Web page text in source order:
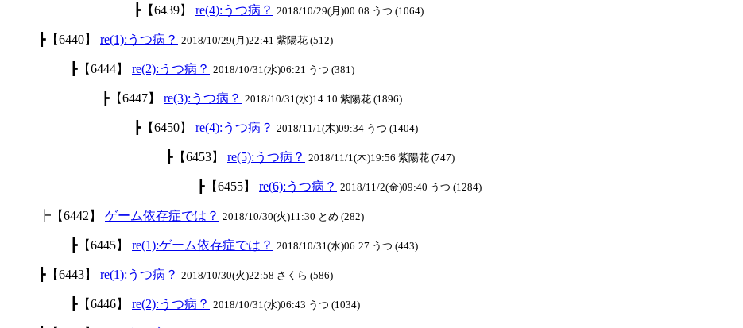
┣ 【6439】 re(4):うつ病？ 2018/10/29(月)00:08 うつ (1064)
┣ 【6440】 re(1):うつ病？ 2018/10/29(月)22:41 紫陽花 (512)
┣ 【6444】 re(2):うつ病？ 2018/10/31(水)06:21 うつ (381)
┣ 【6447】 re(3):うつ病？ 2018/10/31(水)14:10 紫陽花 (1896)
┣ 【6450】 re(4):うつ病？ 2018/11/1(木)09:34 うつ (1404)
┣ 【6453】 re(5):うつ病？ 2018/11/1(木)19:56 紫陽花 (747)
┣ 【6455】 re(6):うつ病？ 2018/11/2(金)09:40 うつ (1284)
┣ 【6442】 ゲーム依存症では？ 2018/10/30(火)11:30 とめ (282)
┣ 【6445】 re(1):ゲーム依存症では？ 2018/10/31(水)06:27 うつ (443)
┣ 【6443】 re(1):うつ病？ 2018/10/30(火)22:58 さくら (586)
┣ 【6446】 re(2):うつ病？ 2018/10/31(水)06:43 うつ (1034)